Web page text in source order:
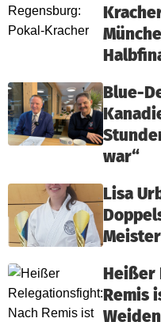
Blue-
war“
Lisa
Heißer
Remis